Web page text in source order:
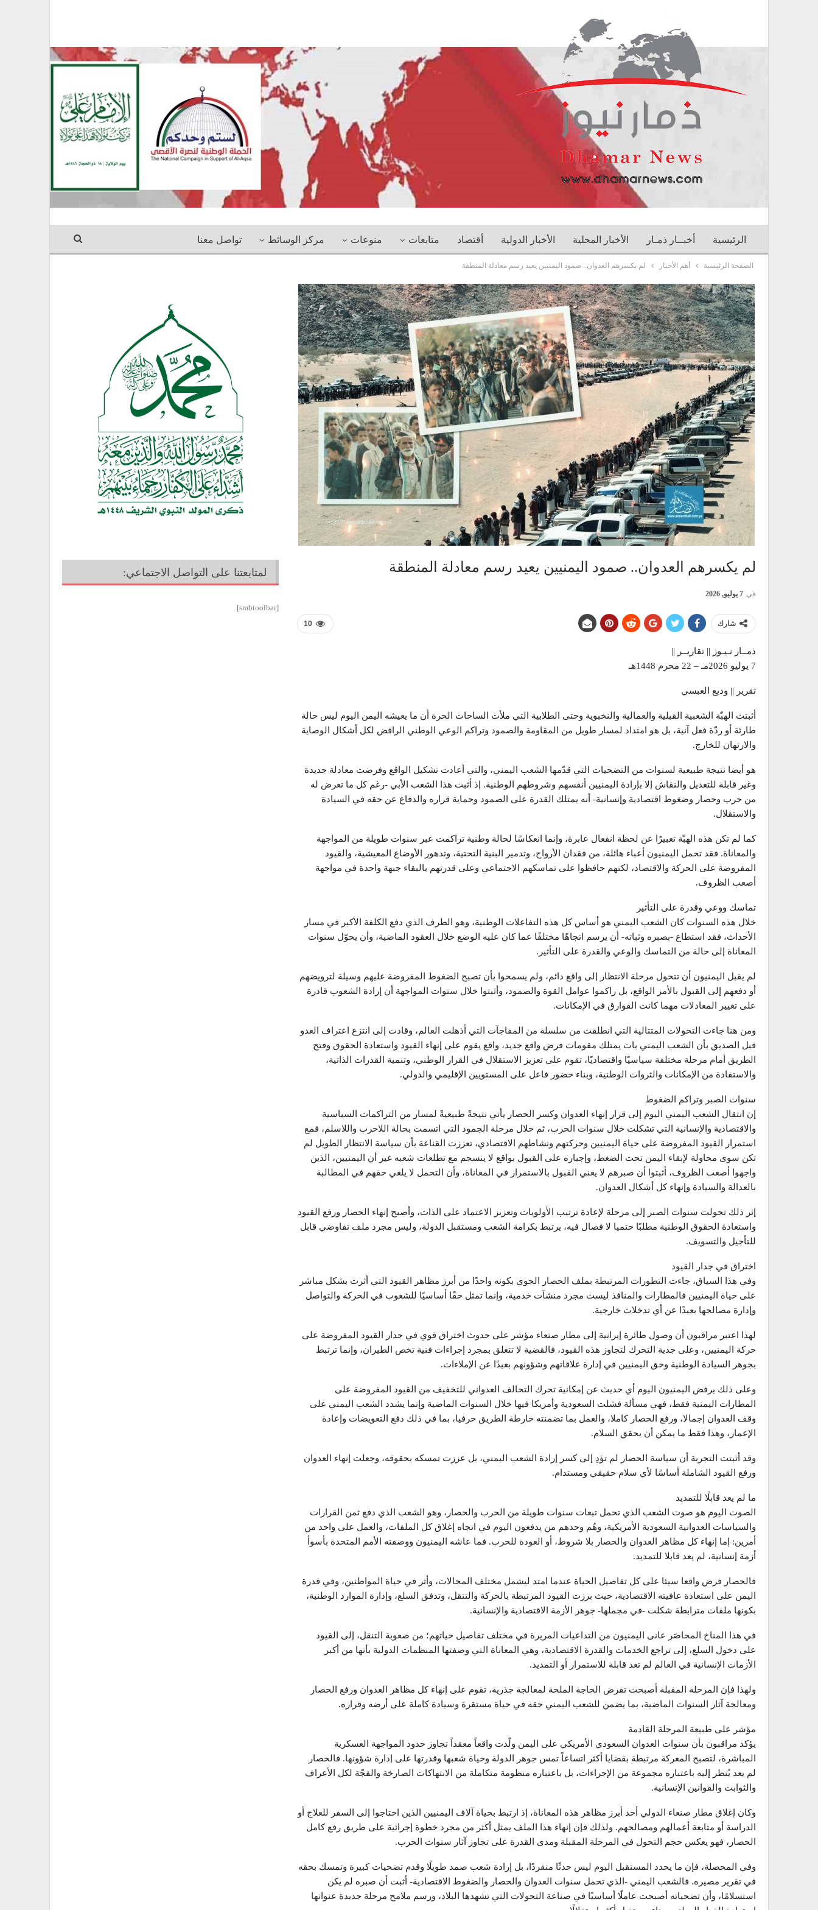
الرئيسية أخبــار ذمـار الأخبار المحلية الأخبار الدولية أقتصاد متابعات منوعات مركز الوسائط تواصل معنا
الصفحة الرئيسية أهم الأخبار لم يكسرهم العدوان.. صمود اليمنيين يعيد رسم معادلة المنطقة
لم يكسرهم العدوان.. صمود اليمنيين يعيد رسم معادلة المنطقة
في 7 يوليو, 2026
10 شارك
ذمــار نـيـوز || تقاريــر ||
7 يوليو 2026مـ – 22 محرم 1448هـ
تقرير || وديع العبسي
أثبتت الهبّة الشعبية القبلية والعمالية والنخبوية وحتى الطلابية التي ملأت الساحات الحرة أن ما يعيشه اليمن اليوم ليس حالة
طارئة أو ردّة فعل آنية، بل هو امتداد لمسار طويل من المقاومة والصمود وتراكم الوعي الوطني الرافض لكل أشكال الوصاية
والارتهان للخارج.
هو أيضا نتيجة طبيعية لسنوات من التضحيات التي قدّمها الشعب اليمني، والتي أعادت تشكيل الواقع وفرضت معادلة جديدة
وغير قابلة للتعديل والنقاش إلا بإرادة اليمنيين أنفسهم وشروطهم الوطنية. إذ أثبت هذا الشعب الأبي -رغم كل ما تعرض له
من حرب وحصار وضغوط اقتصادية وإنسانية- أنه يمتلك القدرة على الصمود وحماية قراره والدفاع عن حقه في السيادة
والاستقلال.
كما لم تكن هذه الهبّة تعبيرًا عن لحظة انفعال عابرة، وإنما انعكاسًا لحالة وطنية تراكمت عبر سنوات طويلة من المواجهة
والمعاناة. فقد تحمل اليمنيون أعباء هائلة، من فقدان الأرواح، وتدمير البنية التحتية، وتدهور الأوضاع المعيشية، والقيود
المفروضة على الحركة والاقتصاد، لكنهم حافظوا على تماسكهم الاجتماعي وعلى قدرتهم بالبقاء جبهة واحدة في مواجهة
أصعب الظروف.
تماسك ووعي وقدرة على التأثير
خلال هذه السنوات كان الشعب اليمني هو أساس كل هذه التفاعلات الوطنية، وهو الطرف الذي دفع الكلفة الأكبر في مسار
الأحداث، فقد استطاع -بصبره وثباته- أن يرسم اتجاهًا مختلفًا عما كان عليه الوضع خلال العقود الماضية، وأن يحوّل سنوات
المعاناة إلى حالة من التماسك والوعي والقدرة على التأثير.
لم يقبل اليمنيون أن تتحول مرحلة الانتظار إلى واقع دائم، ولم يسمحوا بأن تصبح الضغوط المفروضة عليهم وسيلة لترويضهم
أو دفعهم إلى القبول بالأمر الواقع، بل راكموا عوامل القوة والصمود، وأثبتوا خلال سنوات المواجهة أن إرادة الشعوب قادرة
على تغيير المعادلات مهما كانت الفوارق في الإمكانات.
ومن هنا جاءت التحولات المتتالية التي انطلقت من سلسلة من المفاجآت التي أذهلت العالم، وقادت إلى انتزع اعتراف العدو
قبل الصديق بأن الشعب اليمني بات يمتلك مقومات فرض واقع جديد، واقع يقوم على إنهاء القيود واستعادة الحقوق وفتح
الطريق أمام مرحلة مختلفة سياسيًا واقتصاديًا، تقوم على تعزيز الاستقلال في القرار الوطني، وتنمية القدرات الذاتية،
والاستفادة من الإمكانات والثروات الوطنية، وبناء حضور فاعل على المستويين الإقليمي والدولي.
سنوات الصبر وتراكم الضغوط
إن انتقال الشعب اليمني اليوم إلى قرار إنهاء العدوان وكسر الحصار يأتي نتيجةً طبيعيةً لمسار من التراكمات السياسية
والاقتصادية والإنسانية التي تشكلت خلال سنوات الحرب، ثم خلال مرحلة الجمود التي اتسمت بحالة اللاحرب واللاسلم، فمع
استمرار القيود المفروضة على حياة اليمنيين وحركتهم ونشاطهم الاقتصادي، تعززت القناعة بأن سياسة الانتظار الطويل لم
تكن سوى محاولة لإبقاء اليمن تحت الضغط، وإجباره على القبول بواقع لا ينسجم مع تطلعات شعبه غير أن اليمنيين، الذين
واجهوا أصعب الظروف، أثبتوا أن صبرهم لا يعني القبول بالاستمرار في المعاناة، وأن التحمل لا يلغي حقهم في المطالبة
بالعدالة والسيادة وإنهاء كل أشكال العدوان.
إثر ذلك تحولت سنوات الصبر إلى مرحلة لإعادة ترتيب الأولويات وتعزيز الاعتماد على الذات، وأصبح إنهاء الحصار ورفع القيود
واستعادة الحقوق الوطنية مطلبًا حتميا لا فصال فيه، يرتبط بكرامة الشعب ومستقبل الدولة، وليس مجرد ملف تفاوضي قابل
للتأجيل والتسويف.
اختراق في جدار القيود
وفي هذا السياق، جاءت التطورات المرتبطة بملف الحصار الجوي بكونه واحدًا من أبرز مظاهر القيود التي أثرت بشكل مباشر
على حياة اليمنيين فالمطارات والمنافذ ليست مجرد منشآت خدمية، وإنما تمثل حقًا أساسيًا للشعوب في الحركة والتواصل
وإدارة مصالحها بعيدًا عن أي تدخلات خارجية.
لهذا اعتبر مراقبون أن وصول طائرة إيرانية إلى مطار صنعاء مؤشر على حدوث اختراق قوي في جدار القيود المفروضة على
حركة اليمنيين، وعلى جدية التحرك لتجاوز هذه القيود، فالقضية لا تتعلق بمجرد إجراءات فنية تخص الطيران، وإنما ترتبط
بجوهر السيادة الوطنية وحق اليمنيين في إدارة علاقاتهم وشؤونهم بعيدًا عن الإملاءات.
وعلى ذلك يرفض اليمنيون اليوم أي حديث عن إمكانية تحرك التحالف العدواني للتخفيف من القيود المفروضة على
المطارات اليمنية فقط، فهي مسألة فشلت السعودية وأمريكا فيها خلال السنوات الماضية وإنما يشدد الشعب اليمني على
وقف العدوان إجمالا، ورفع الحصار كاملا، والعمل بما تضمنته خارطة الطريق حرفيا، بما في ذلك دفع التعويضات وإعادة
الإعمار، وهذا فقط ما يمكن أن يحقق السلام.
وقد أثبتت التجربة أن سياسة الحصار لم تؤدِ إلى كسر إرادة الشعب اليمني، بل عززت تمسكه بحقوقه، وجعلت إنهاء العدوان
ورفع القيود الشاملة أساسًا لأي سلام حقيقي ومستدام.
ما لم يعد قابلًا للتمديد
الصوت اليوم هو صوت الشعب الذي تحمل تبعات سنوات طويلة من الحرب والحصار، وهو الشعب الذي دفع ثمن القرارات
والسياسات العدوانية السعودية الأمريكية، وهُم وحدهم من يدفعون اليوم في اتجاه إغلاق كل الملفات، والعمل على واحد من
أمرين: إما إنهاء كل مظاهر العدوان والحصار بلا شروط، أو العودة للحرب. فما عاشه اليمنيون ووصفته الأمم المتحدة بأسوأ
أزمة إنسانية، لم يعد قابلا للتمديد.
فالحصار فرض واقعا سيئا على كل تفاصيل الحياة عندما امتد ليشمل مختلف المجالات، وأثر في حياة المواطنين، وفي قدرة
اليمن على استعادة عافيته الاقتصادية، حيث برزت القيود المرتبطة بالحركة والتنقل، وتدفق السلع، وإدارة الموارد الوطنية،
بكونها ملفات مترابطة شكلت -في مجملها- جوهر الأزمة الاقتصادية والإنسانية.
في هذا المناخ المحاصَر عانى اليمنيون من التداعيات المريرة في مختلف تفاصيل حياتهم؛ من صعوبة التنقل، إلى القيود
على دخول السلع، إلى تراجع الخدمات والقدرة الاقتصادية، وهي المعاناة التي وصفتها المنظمات الدولية بأنها من أكبر
الأزمات الإنسانية في العالم لم تعد قابلة للاستمرار أو التمديد.
ولهذا فإن المرحلة المقبلة أصبحت تفرض الحاجة الملحة لمعالجة جذرية، تقوم على إنهاء كل مظاهر العدوان ورفع الحصار
ومعالجة آثار السنوات الماضية، بما يضمن للشعب اليمني حقه في حياة مستقرة وسيادة كاملة على أرضه وقراره.
مؤشر على طبيعة المرحلة القادمة
يؤكد مراقبون بأن سنوات العدوان السعودي الأمريكي على اليمن ولّدت واقعاً معقداً تجاوز حدود المواجهة العسكرية
المباشرة، لتصبح المعركة مرتبطة بقضايا أكثر اتساعاً تمس جوهر الدولة وحياة شعبها وقدرتها على إدارة شؤونها. فالحصار
لم يعد يُنظر إليه باعتباره مجموعة من الإجراءات، بل باعتباره منظومة متكاملة من الانتهاكات الصارخة والفجّة لكل الأعراف
والثوابت والقوانين الإنسانية.
وكان إغلاق مطار صنعاء الدولي أحد أبرز مظاهر هذه المعاناة، إذ ارتبط بحياة آلاف اليمنيين الذين احتاجوا إلى السفر للعلاج أو
الدراسة أو متابعة أعمالهم ومصالحهم. ولذلك فإن إنهاء هذا الملف يمثل أكثر من مجرد خطوة إجرائية على طريق رفع كامل
الحصار، فهو يعكس حجم التحول في المرحلة المقبلة ومدى القدرة على تجاوز آثار سنوات الحرب.
وفي المحصلة، فإن ما يحدد المستقبل اليوم ليس حدثًا منفردًا، بل إرادة شعب صمد طويلًا وقدم تضحيات كبيرة وتمسك بحقه
في تقرير مصيره. فالشعب اليمني -الذي تحمل سنوات العدوان والحصار والضغوط الاقتصادية- أثبت أن صبره لم يكن
استسلامًا، وأن تضحياته أصبحت عاملًا أساسيًا في صناعة التحولات التي تشهدها البلاد، ورسم ملامح مرحلة جديدة عنوانها
لمتابعتنا على التواصل الاجتماعي:
[smbtoolbar]